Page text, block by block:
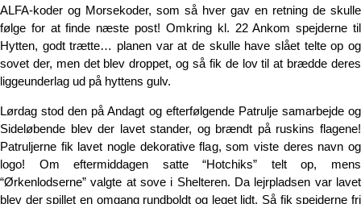
ALFA-koder og Morsekoder, som så hver gav en retning de skulle
følge for at finde næste post! Omkring kl. 22 Ankom spejderne til
Hytten, godt trætte… planen var at de skulle have slået telte op og
sovet der, men det blev droppet, og så fik de lov til at brædde deres
liggeunderlag ud på hyttens gulv.
Lørdag stod den på Andagt og efterfølgende Patrulje samarbejde og
Sideløbende blev der lavet stander, og brændt på ruskins flagene!
Patruljerne fik lavet nogle dekorative flag, som viste deres navn og
logo! Om eftermiddagen satte “Hotchiks” telt op, mens
“Ørkenlodserne” valgte at sove i Shelteren. Da lejrpladsen var lavet
blev der spillet en omgang rundboldt og leget lidt. Så fik spejderne fri